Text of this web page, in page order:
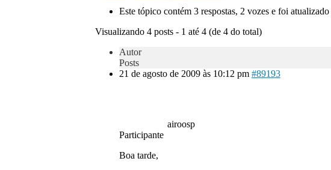
Este tópico contém 3 respostas, 2 vozes e foi
Visualizando 4 posts - 1 até 4 (de 4 do total)
Autor
Posts
21 de agosto de 2009 às 10:12 pm #89193
airoosp
Participante
Boa tarde,